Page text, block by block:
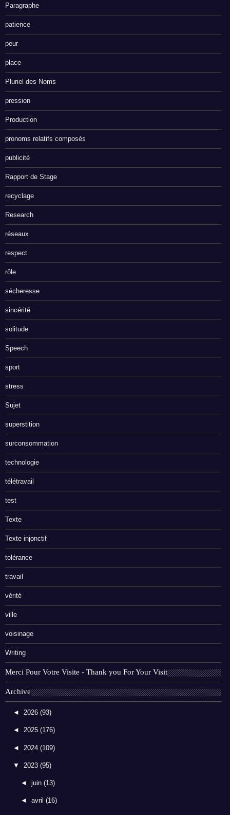
Paragraphe
patience
peur
place
Pluriel des Noms
pression
Production
pronoms relatifs composés
publicité
Rapport de Stage
recyclage
Research
réseaux
respect
rôle
sécheresse
sincérité
solitude
Speech
sport
stress
Sujet
superstition
surconsommation
technologie
télétravail
test
Texte
Texte injonctif
tolérance
travail
vérité
ville
voisinage
Writing
Merci Pour Votre Visite - Thank you For Your Visit
Archive
◄ 2026 (93)
◄ 2025 (176)
◄ 2024 (109)
▼ 2023 (95)
◄juin(13)
◄avril(16)